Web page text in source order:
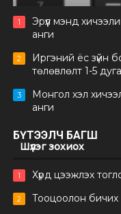
1
Эрүүл мэнд
анги
2
Иргэний ёс зүйн
төлөвлөлт 1-5
3
Монгол хэл
анги
БҮТЭЭЛЧ БАГШ
Шүлэг зохиох
1 Хүрд цээжлэх
2 Тооцоолон бичих